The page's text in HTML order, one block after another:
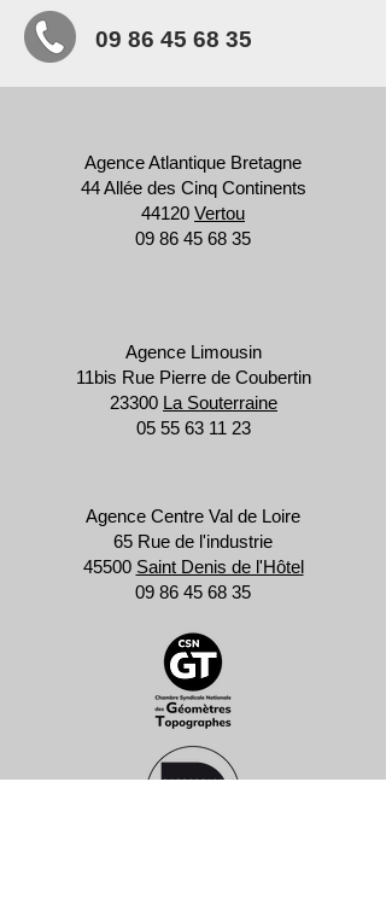
09 86 45 68 35
Agence Atlantique Bretagne
44 Allée des Cinq Continents
44120 Vertou
09 86 45 68 35
Agence Limousin
11bis Rue Pierre de Coubertin
23300 La Souterraine
05 55 63 11 23
Agence Centre Val de Loire
65 Rue de l'industrie
45500 Saint Denis de l'Hôtel
09 86 45 68 35